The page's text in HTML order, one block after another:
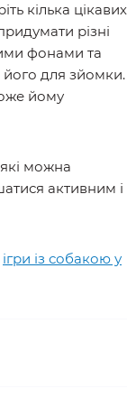
кілька цікавих
різні
фонами та
для зйомки.
йому
можна
активним і
ігри із собакою у